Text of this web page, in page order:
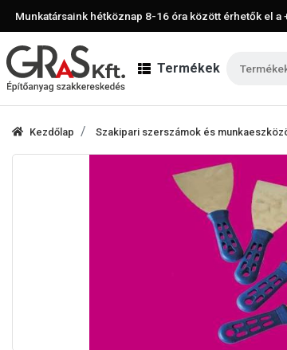
Munkatársaink hétköznap 8-16 óra között érhetők el a
Termékek
Kezdőlap Szakipari szerszámok és